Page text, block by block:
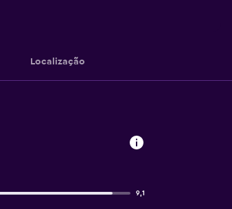
Localização
9,1